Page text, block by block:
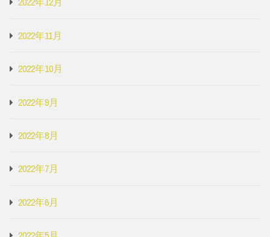
2022年11月
2022年10月
2022年9月
2022年8月
2022年7月
2022年6月